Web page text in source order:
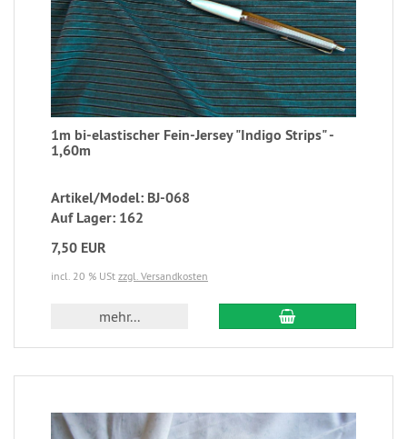
1m bi-elastischer Fein-Jersey "Indigo Strips" -
1,60m
Artikel/Model: BJ-068
Auf Lager: 162
7,50 EUR
incl. 20 % USt zzgl. Versandkosten
mehr...